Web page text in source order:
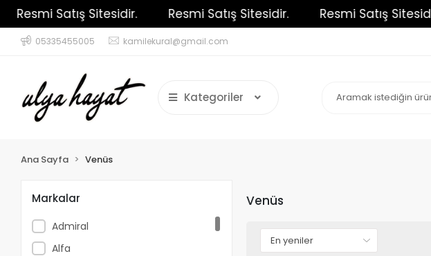
Resmi Satış Sitesidir. Resmi Satış Sitesidir. Resmi Satış Sitesidir.
05335455005 kamilekural@gmail.com
Kategoriler
Ana Sayfa Venüs
Markalar
Admiral
Alfa
Venüs